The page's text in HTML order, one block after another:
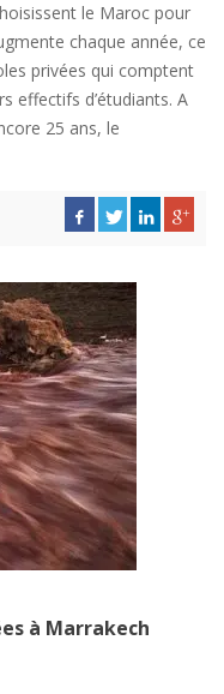
le Maroc pour
chaque année, ce
privées qui comptent
effectifs d’étudiants. A
25 ans, le
à Marrakech